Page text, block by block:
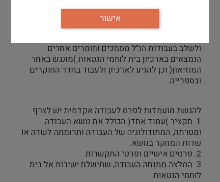
● פרויקט מוזיקלי בנושא מוזיקה מתקופת השואה
ומהקהילות שחרבו במסגרת מלגה ע"ש מרדכי
)מוטק( גולדהכט.
ולשלב בעבודות הנ"ל מסמכים וחומרים אחרים
הנמצאים בארכיון בית לוחמי הגטאות )מונגש באתר
המוזיאון( וכן להגיע לארכיון ולעבוד בחדר החוקרים
ובספרייה.
להגשת מועמדות לפרס לעבודה אקדמית יש לצרף:
1. תקציר )עמוד אחד( הכולל את נושא העבודה
ומטרתה, המתודולוגיה של העבודה ותרומתה לשדה או
שדות המחקר בנושא.
2. פרטים אישיים ופרטי התקשרות
3. המלצה ממנחה העבודה, שתישלח ישירות אל בית
לוחמי הגטאות
אישור